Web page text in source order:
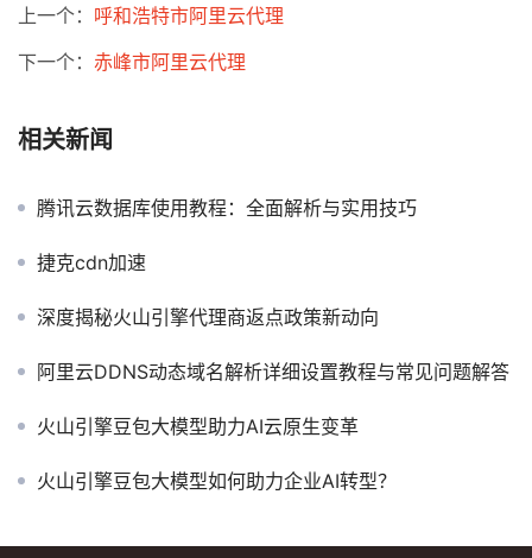
上一个： 呼和浩特市阿里云代理
下一个： 赤峰市阿里云代理
相关新闻
腾讯云数据库使用教程：全面解析与实用技巧
捷克cdn加速
深度揭秘火山引擎代理商返点政策新动向
阿里云DDNS动态域名解析详细设置教程与常见问题解答
火山引擎豆包大模型助力AI云原生变革
火山引擎豆包大模型如何助力企业AI转型？